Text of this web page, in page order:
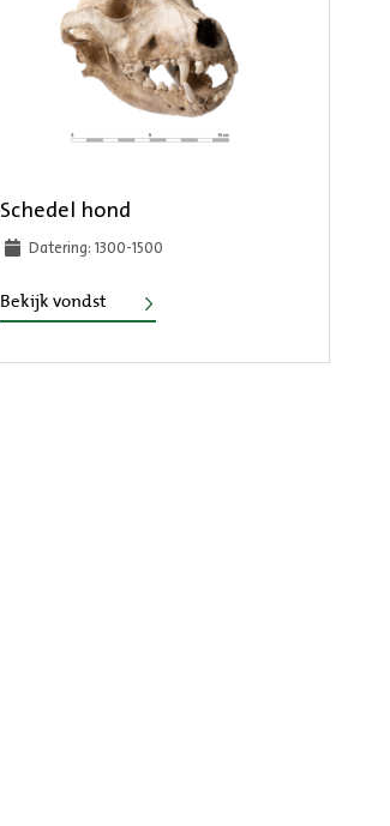
Schedel hond
Datering: 1300-1500
Bekijk vondst Schedel hond